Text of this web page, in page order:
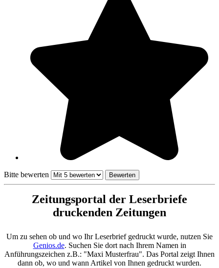
Bitte bewerten
Zeitungsportal der Leserbriefe
druckenden Zeitungen
Um zu sehen ob und wo Ihr Leserbrief gedruckt wurde, nutzen Sie
Genios.de. Suchen Sie dort nach Ihrem Namen in
Anführungszeichen z.B.: "Maxi Musterfrau". Das Portal zeigt Ihnen
dann ob, wo und wann Artikel von Ihnen gedruckt wurden.